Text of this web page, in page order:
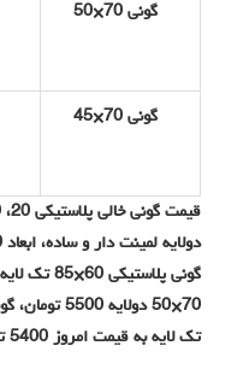
گونی 70×50
گونی 70×45
تک لایه به قیمت امروز 5400 تومان میباشد.